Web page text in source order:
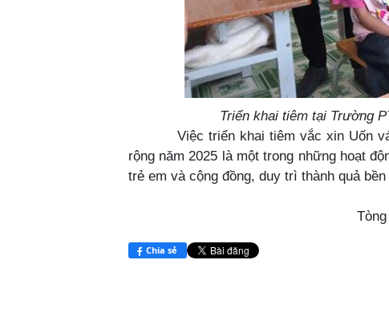
Triển khai tiêm tại Trường
Việc triển khai tiêm vắc xin Uốn ván
rộng năm 2025 là một trong những hoạt
trẻ em và cộng đồng, duy trì thành quả
Tòng Tuấn –
Chia sẻ